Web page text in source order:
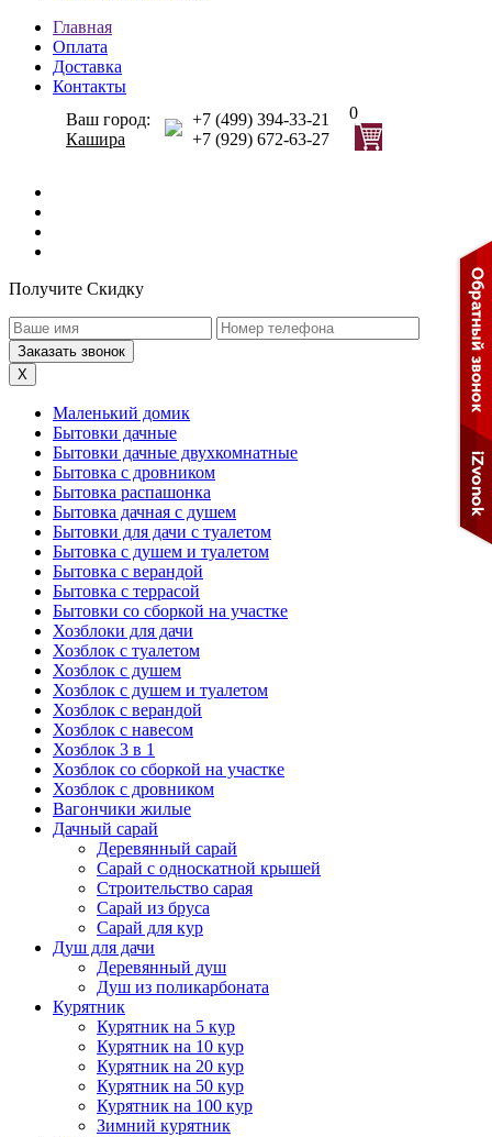
Главная
Оплата
Доставка
Контакты
Ваш город:
Кашира
+7 (499) 394-33-21
+7 (929) 672-63-27
0
Получите Скидку
X
Маленький домик
Бытовки дачные
Бытовки дачные двухкомнатные
Бытовка с дровником
Бытовка распашонка
Бытовка дачная с душем
Бытовки для дачи с туалетом
Бытовка с душем и туалетом
Бытовка с верандой
Бытовка с террасой
Бытовки со сборкой на участке
Хозблоки для дачи
Хозблок с туалетом
Хозблок с душем
Хозблок с душем и туалетом
Хозблок с верандой
Хозблок с навесом
Хозблок 3 в 1
Хозблок со сборкой на участке
Хозблок с дровником
Вагончики жилые
Дачный сарай
Деревянный сарай
Cарай с односкатной крышей
Строительство сарая
Сарай из бруса
Сарай для кур
Душ для дачи
Деревянный душ
Душ из поликарбоната
Курятник
Курятник на 5 кур
Курятник на 10 кур
Курятник на 20 кур
Курятник на 50 кур
Курятник на 100 кур
Зимний курятник